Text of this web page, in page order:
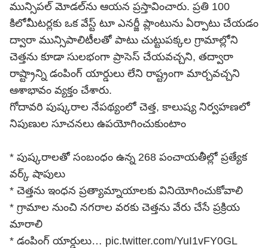
మున్సిపల్ మోడల్‌ను ఆయన ప్రస్తావించారు. ప్రతి 100
కిలోమీటర్లకు ఒక వేస్ట్ టూ ఎనర్జీ ప్లాంటును ఏర్పాటు చేయడం
ద్వారా మున్సిపాలిటీలతో పాటు చుట్టుపక్కల గ్రామాల్లోని
చెత్తను కూడా సులభంగా ప్రాసెస్ చేయవచ్చని, తద్వారా
రాష్ట్రాన్ని డంపింగ్ యార్డులు లేని రాష్ట్రంగా మార్చవచ్చని
ఆశాభావం వ్యక్తం చేశారు.
గోదావరి పుష్కరాల నేపథ్యంలో చెత్త, కాలుష్య నిర్వహణలో
నిపుణుల సూచనలు ఉపయోగించుకుంటాం
* పుష్కరాలతో సంబంధం ఉన్న 268 పంచాయతీల్లో ప్రత్యేక
వర్క్ షాపులు
* చెత్తను ఇంధన ప్రత్యామ్నాయాలకు వినియోగించుకోవాలి
* గ్రామాల నుంచి నగరాల వరకు చెత్తను వేరు చేసే ప్రక్రియ
మారాలి
* డంపింగ్ యార్డులు… pic.twitter.com/YuI1vFY0GL